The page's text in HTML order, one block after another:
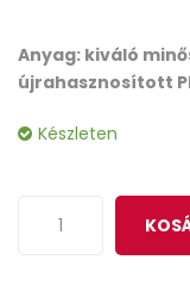
Anyag: kiváló
újrahasznosított
Készleten